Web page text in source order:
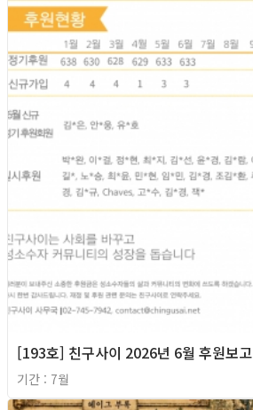
[193호] 친구사이 2026년 6월 후원보고
기간 : 7월